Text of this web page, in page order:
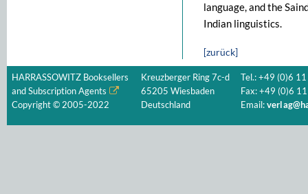
language, and the
Indian linguistics.
[zurück]
HARRASSOWITZ Booksellers
and Subscription Agents
Copyright © 2005-2022
Kreuzberger Ring 7c-d
65205 Wiesbaden
Deutschland
Tel.: +49 (0)6
Fax: +49 (0)6
Email: